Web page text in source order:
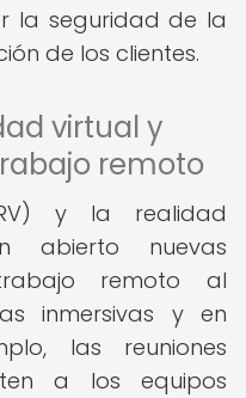
la seguridad de la
de los clientes.
virtual y
remoto
y la realidad
abierto nuevas
remoto al
inmersivas y en
las reuniones
a los equipos